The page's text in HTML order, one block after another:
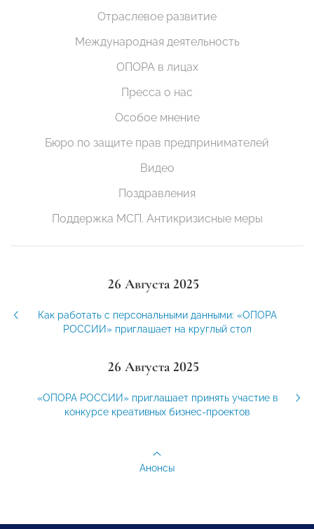
Отраслевое развитие
Международная деятельность
ОПОРА в лицах
Пресса о нас
Особое мнение
Бюро по защите прав предпринимателей
Видео
Поздравления
Поддержка МСП. Антикризисные меры
26 Августа 2025
Как работать с персональными данными: «ОПОРА
РОССИИ» приглашает на круглый стол
26 Августа 2025
«ОПОРА РОССИИ» приглашает принять участие в
конкурсе креативных бизнес-проектов
Анонсы